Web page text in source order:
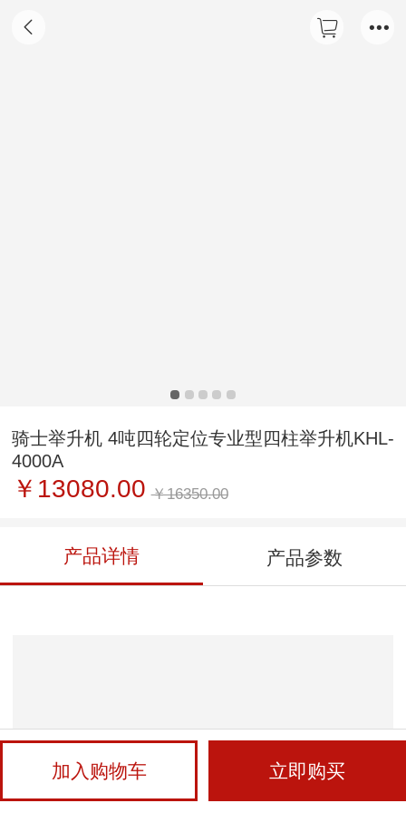
骑士举升机 4吨四轮定位专业型四柱举升机KHL-
4000A
￥13080.00 ￥16350.00
产品详情 产品参数
加入购物车 立即购买